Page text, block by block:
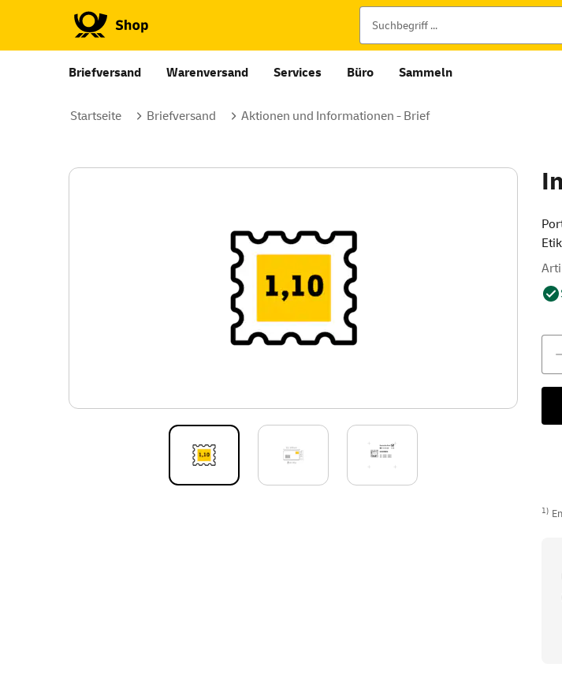
Briefversand Warenversand Services Büro Sammeln
Startseite Briefversand Aktionen und Informationen - Brief
1)